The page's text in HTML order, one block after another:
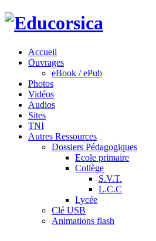
Accueil
Ouvrages
eBook / ePub
Photos
Vidéos
Audios
Sites
TNI
Autres Ressources
Dossiers Pédagogiques
Ecole primaire
Collège
S.V.T.
L.C.C
Lycée
Clé USB
Animations flash